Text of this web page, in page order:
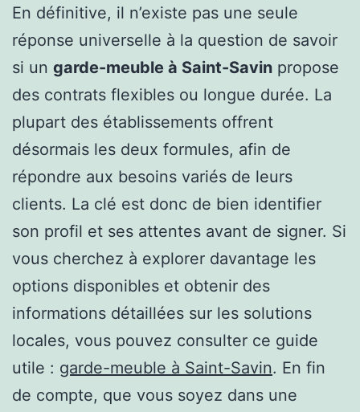
En définitive, il n’existe pas une seule
réponse universelle à la question de savoir
si un garde-meuble à Saint-Savin propose
des contrats flexibles ou longue durée. La
plupart des établissements offrent
désormais les deux formules, afin de
répondre aux besoins variés de leurs
clients. La clé est donc de bien identifier
son profil et ses attentes avant de signer. Si
vous cherchez à explorer davantage les
options disponibles et obtenir des
informations détaillées sur les solutions
locales, vous pouvez consulter ce guide
utile : garde-meuble à Saint-Savin. En fin
de compte, que vous soyez dans une